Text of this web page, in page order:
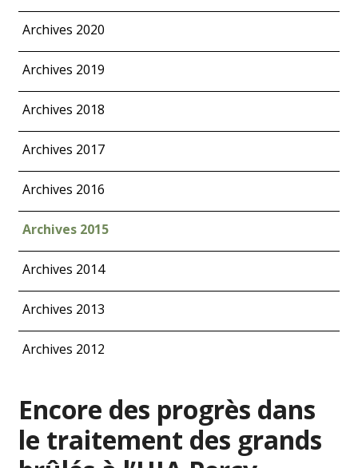
Archives 2020
Archives 2019
Archives 2018
Archives 2017
Archives 2016
Archives 2015
Archives 2014
Archives 2013
Archives 2012
Encore des progrès dans
le traitement des grands